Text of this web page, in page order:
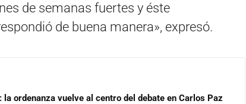
de semanas fuertes y éste
de buena manera», expresó.
ordenanza vuelve al centro del debate en Carlos Paz